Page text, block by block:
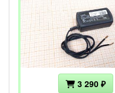
3 290 ₽